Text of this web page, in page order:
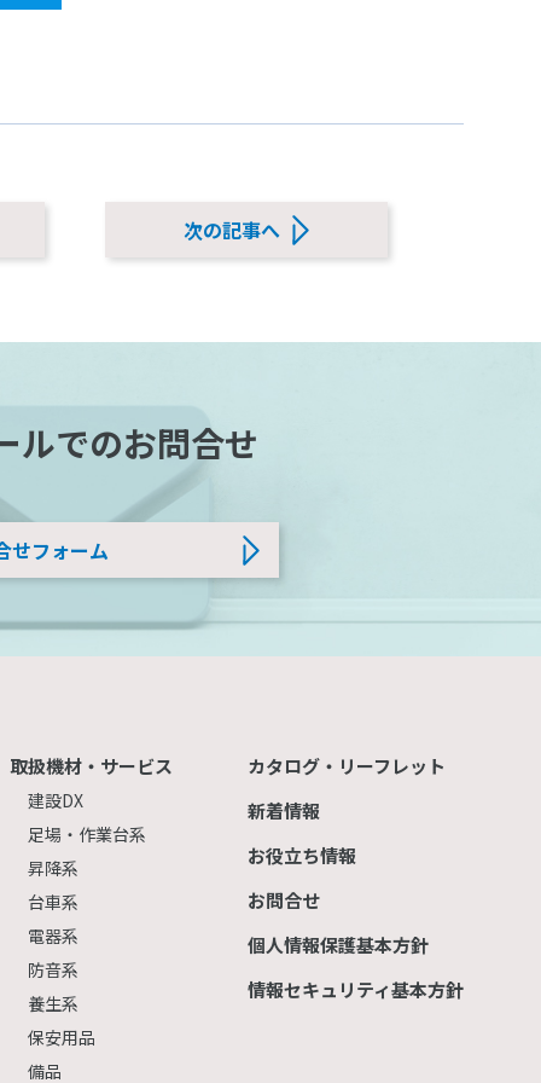
次の記事へ
ルでのお問合せ
せフォーム
取扱機材・サービス
建設DX
足場・作業台系
昇降系
台車系
電器系
防音系
養生系
保安用品
備品
カタログ・リーフレット
新着情報
お役立ち情報
お問合せ
個人情報保護基本方針
情報セキュリティ基本方針